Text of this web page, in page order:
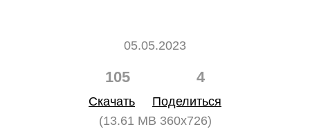
05.05.2023
105 4
Скачать
Поделиться
(13.61 MB 360x726)